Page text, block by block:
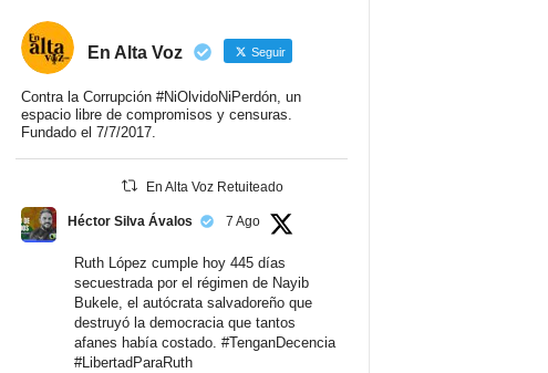
En Alta Voz Seguir
Contra la Corrupción #NiOlvidoNiPerdón, un
espacio libre de compromisos y censuras.
Fundado el 7/7/2017.
En Alta Voz Retuiteado
Héctor Silva Ávalos 7 Ago
Ruth López cumple hoy 445 días
secuestrada por el régimen de Nayib
Bukele, el autócrata salvadoreño que
destruyó la democracia que tantos
afanes había costado. #TenganDecencia
#LibertadParaRuth